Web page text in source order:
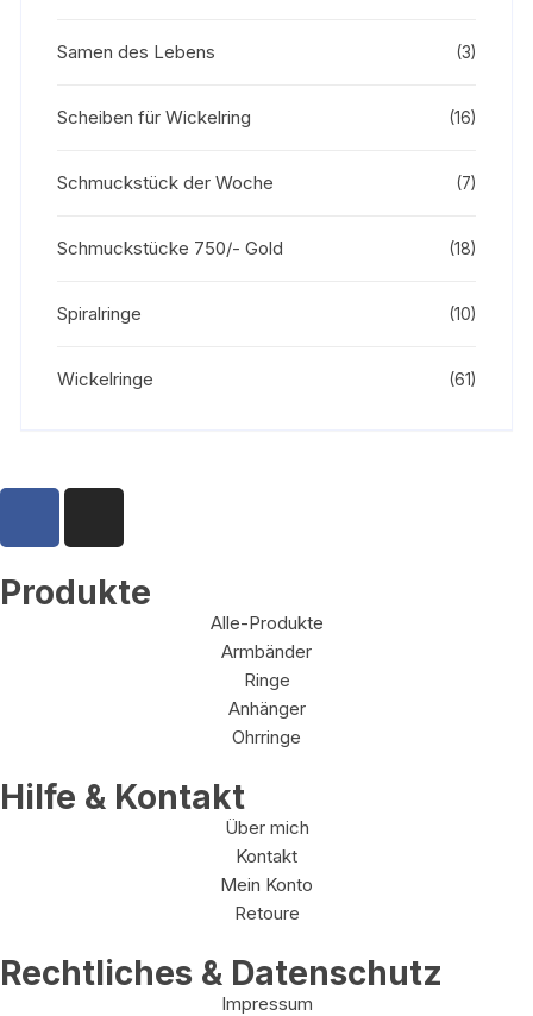
Samen des Lebens (3)
Scheiben für Wickelring (16)
Schmuckstück der Woche (7)
Schmuckstücke 750/- Gold (18)
Spiralringe (10)
Wickelringe (61)
Produkte
Alle-Produkte
Armbänder
Ringe
Anhänger
Ohrringe
Hilfe & Kontakt
Über mich
Kontakt
Mein Konto
Retoure
Rechtliches & Datenschutz
Impressum